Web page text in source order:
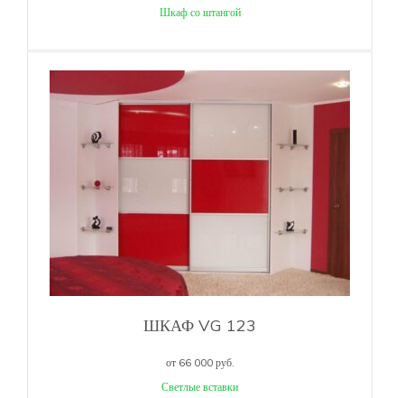
Шкаф со штангой
ШКАФ VG 123
от 66 000 руб.
Светлые вставки